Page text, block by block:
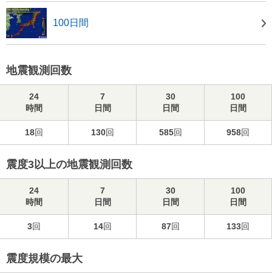
100日間
地震観測回数
24
時間
7
日間
30
日間
100
日間
18回 130回 585回 958回
震度3以上の地震観測回数
24
時間
7
日間
30
日間
100
日間
3回 14回 87回 133回
震度規模の最大